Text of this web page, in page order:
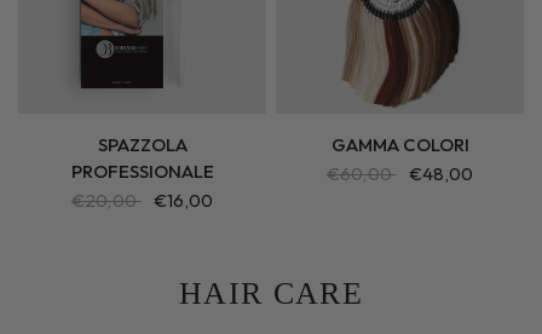
SPAZZOLA
PROFESSIONALE
€20,00 €16,00
GAMMA COLORI
€60,00 €48,00
HAIR CARE